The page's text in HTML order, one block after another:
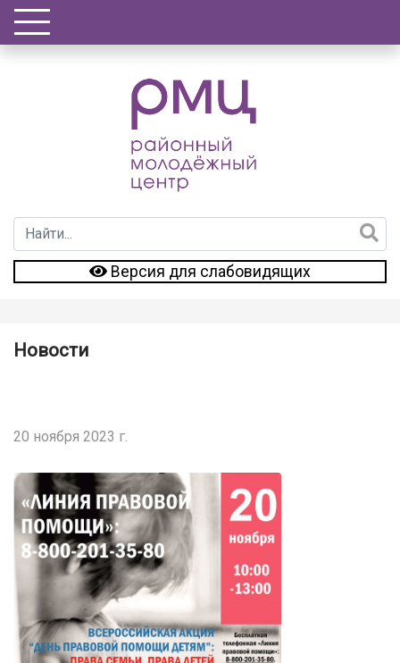
Версия для слабовидящих
Новости
20 ноября 2023 г.